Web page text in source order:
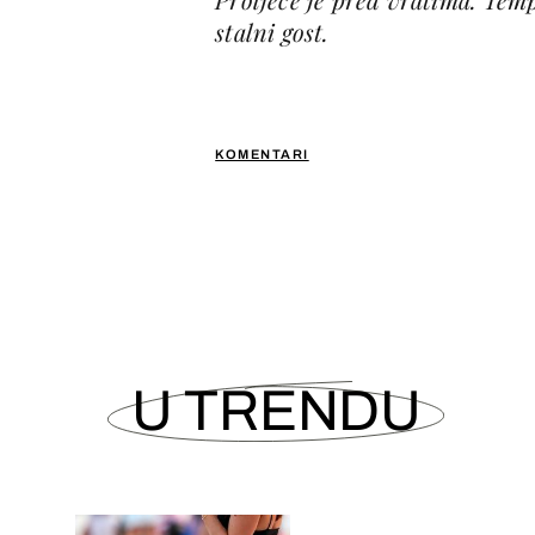
KOMENTARI
stalni gost.
U TRENDU